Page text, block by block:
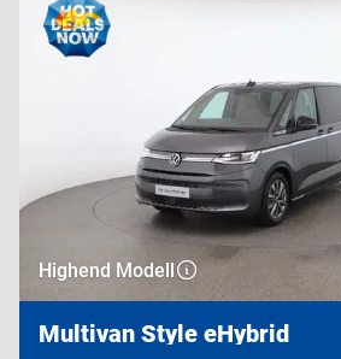
Highend Modell
Multivan Style eHybrid